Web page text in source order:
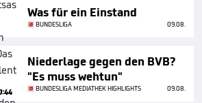
Was für ein Einstand
BUNDESLIGA 09.08.
Niederlage gegen den BVB?
"Es muss wehtun"
BUNDESLIGA MEDIATHEK HIGHLIGHTS 09.08.